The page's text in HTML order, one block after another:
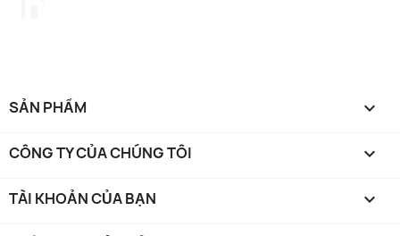
SẢN PHẨM 
CÔNG TY CỦA CHÚNG TÔI 
TÀI KHOẢN CỦA BẠN 